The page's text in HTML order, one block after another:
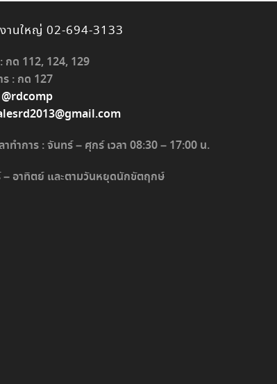
านใหญ่ 02-694-3133
กด 112, 124, 129
: กด 127
@rdcomp
าทำการ : จันทร์ – ศุกร์ เวลา 08:30 – 17:00 น.
– อาทิตย์ และตามวันหยุดนักขัตฤกษ์